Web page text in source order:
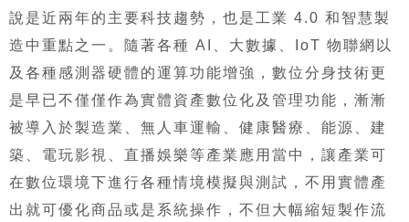
說是近兩年的主要科技趨勢，也是工業 4.0 和智慧製
造中重點之一。隨著各種 AI、大數據、IoT 物聯網以
及各種感測器硬體的運算功能增強，數位分身技術更
是早已不僅僅作為實體資產數位化及管理功能，漸漸
被導入於製造業、無人車運輸、健康醫療、能源、建
築、電玩影視、直播娛樂等產業應用當中，讓產業可
在數位環境下進行各種情境模擬與測試，不用實體產
出就可優化商品或是系統操作，不但大幅縮短製作流